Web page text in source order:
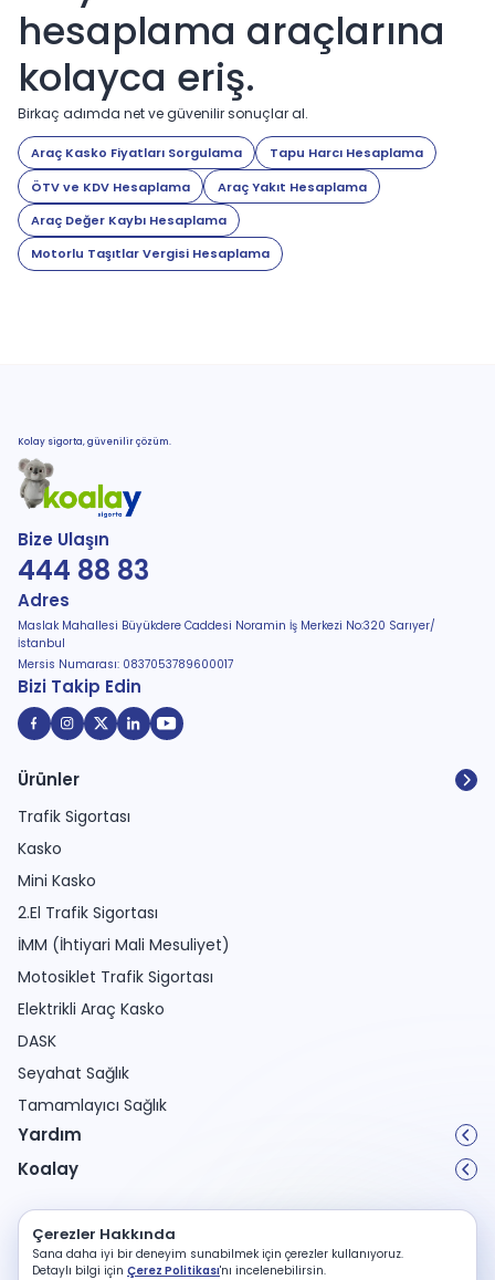
Çerezler Hakkında
Sana daha iyi bir deneyim sunabilmek için çerezler kullanıyoruz.
Detaylı bilgi için Çerez Politikası'nı incelenebilirsin.
hesaplama araçlarına
kolayca eriş.
Birkaç adımda net ve güvenilir sonuçlar al.
Araç Kasko Fiyatları Sorgulama
Tapu Harcı Hesaplama
ÖTV ve KDV Hesaplama
Araç Yakıt Hesaplama
Araç Değer Kaybı Hesaplama
Motorlu Taşıtlar Vergisi Hesaplama
Kolay sigorta, güvenilir çözüm.
Bize Ulaşın
444 88 83
Adres
Maslak Mahallesi Büyükdere Caddesi Noramin İş Merkezi No:320 Sarıyer/
İstanbul
Mersis Numarası: 0837053789600017
Bizi Takip Edin
Ürünler
Trafik Sigortası
Kasko
Mini Kasko
2.El Trafik Sigortası
İMM (İhtiyari Mali Mesuliyet)
Motosiklet Trafik Sigortası
Elektrikli Araç Kasko
DASK
Seyahat Sağlık
Tamamlayıcı Sağlık
Yardım
Koalay
Kişisel Verilerin Korunması
Çerez Politikası
Kullanıcı Sözleşmesi